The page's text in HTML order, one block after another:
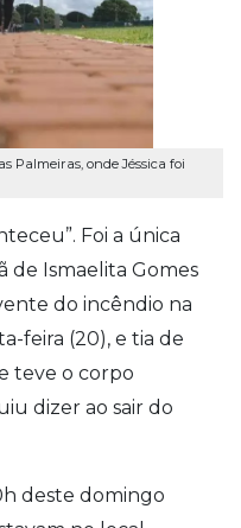
Palmeiras, onde Jéssica foi
Foi a única
de Ismaelita Gomes
do incêndio na
feira (20), e tia de
teve o corpo
dizer ao sair do
deste domingo